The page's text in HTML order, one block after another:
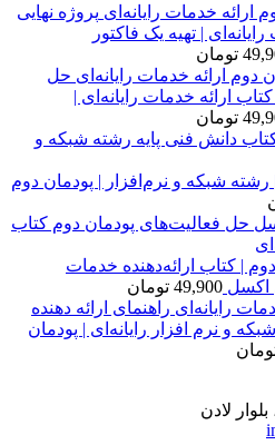
پروژه نهایی
| تهیه یک فاکتور
تومان
حل
ارائه خدمات رایانه‌ای |
تومان
رشته شبکه و نرم‌افزار | پودمان دوم
| کتاب ارائه‌دهنده خدمات
اکسل 49,900 تومان
راهنمای ارائه دهنده
و نرم افزار رایانه‌ای | پودمان
لادن